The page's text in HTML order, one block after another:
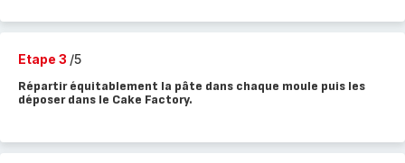
Etape 3 /5
Répartir équitablement la pâte dans chaque moule puis les
déposer dans le Cake Factory.